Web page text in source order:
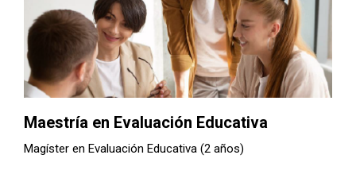
Maestría en Evaluación Educativa
Magíster en Evaluación Educativa (2 años)